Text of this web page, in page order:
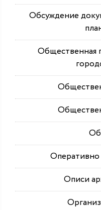
Обсуждение
Общественная
Описи